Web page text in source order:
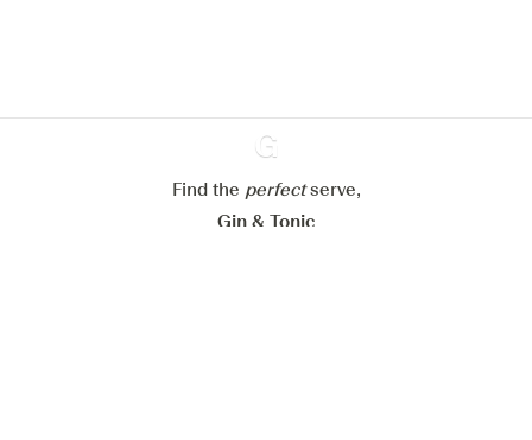
Ginventory
Find the perfectserve,
Gin & Tonic